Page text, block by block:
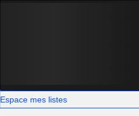
Espace mes listes